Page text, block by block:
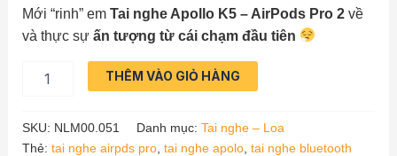
là:
tại
330.000 ₫.
Mới “rinh” em Tai nghe Apollo K5 – AirPods Pro 2về
và thực sự ấn tượng từ cái chạm đầu tiên
nghe
k5
THÊM VÀO GIỎ HÀNG
SKU: NLM00.051 Danh mục: Tai nghe – Loa
Thẻ: tai nghe airpds pro, tai nghe apolo, tai nghe bluetooth